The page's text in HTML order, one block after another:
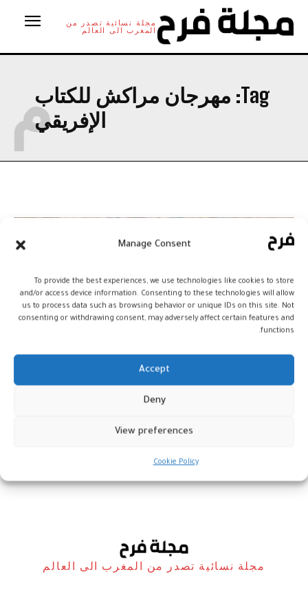
Manage Consent
To provide the best experiences, we use technologies like cookies to store
and/or access device information. Consenting to these technologies will allow
us to process data such as browsing behavior or unique IDs on this site. Not
consenting or withdrawing consent, may adversely affect certain features and
functions.
Accept
Deny
View preferences
Cookie Policy
مجلة نسائية تصدر من
المغرب الى العالم
Tag: مهرجان مراكش للكتاب
الإفريقيم
الدورة الثانية من مهرجان مراكش
للكتاب الإفريقي في فبراير المقبل
مجلة نسائية تصدر من المغرب الى العالم